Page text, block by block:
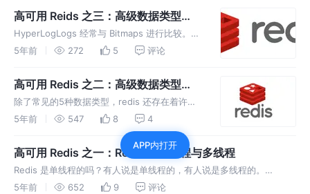
高可用 Reids 之三：高级数据类型
HyperLogLogs
HyperLogLogs 经常与 Bitmaps 进行比较。两
者都可以进行基数统计。但是两者的区别是什
么？耐心读完本篇文章，你一定有所收获。
5年前 272 5 评论
高可用 Redis 之二：高级数据类型
bitmaps
除了常见的5种数据类型，redis 还存在着许多
数据类型。其中的bitmaps的数据结构究竟是什
么，它的常见操作有哪些，在什么情况下使用更
为合适？本篇文章尝试用简洁的文字，介绍
5年前 547 8 4
高可用 Redis 之一：Redis 的单线程与多线程
Redis 是单线程的吗？有人说是单线程的，有人说是多线程的。
Redis3.x 4.x 6.x的线程有啥区别？为啥引入多线程？来一起探究Redis
5年前 652 9 评论
APP内打开